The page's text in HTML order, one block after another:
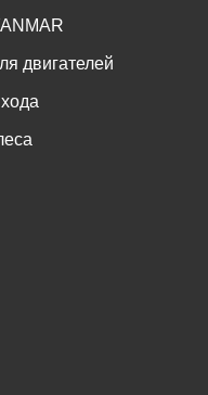
двигателей